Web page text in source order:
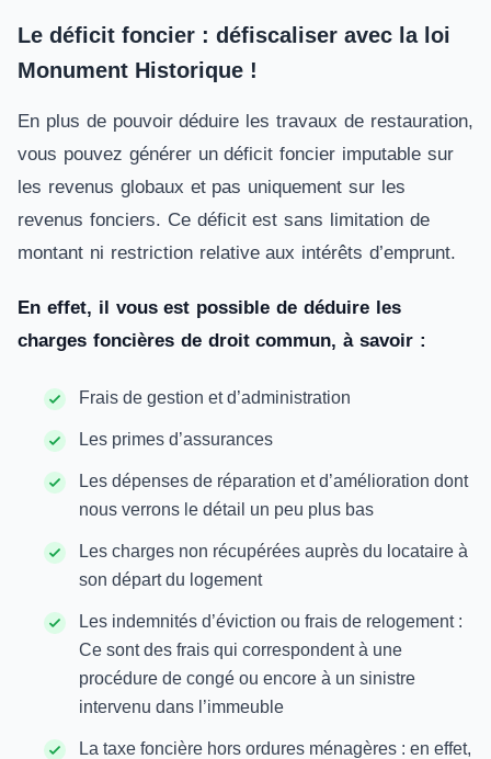
Le déficit foncier : défiscaliser avec la loi
Monument Historique !
En plus de pouvoir déduire les travaux de restauration,
vous pouvez générer un déficit foncier imputable sur
les revenus globaux et pas uniquement sur les
revenus fonciers. Ce déficit est sans limitation de
montant ni restriction relative aux intérêts d’emprunt.
En effet, il vous est possible de déduire les
charges foncières de droit commun, à savoir :
Frais de gestion et d’administration
Les primes d’assurances
Les dépenses de réparation et d’amélioration dont
nous verrons le détail un peu plus bas
Les charges non récupérées auprès du locataire à
son départ du logement
Les indemnités d’éviction ou frais de relogement :
Ce sont des frais qui correspondent à une
procédure de congé ou encore à un sinistre
intervenu dans l’immeuble
La taxe foncière hors ordures ménagères : en effet,